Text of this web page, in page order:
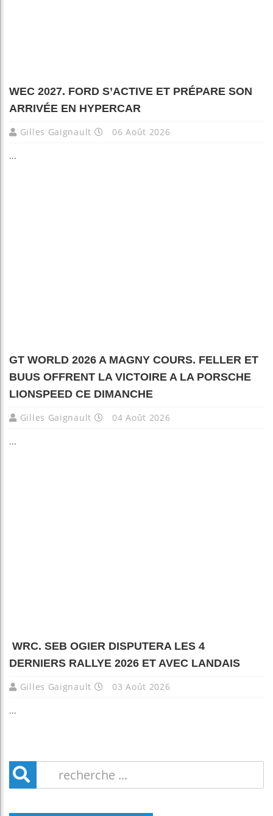
WEC 2027. FORD S’ACTIVE ET PRÉPARE SON
ARRIVÉE EN HYPERCAR
Gilles Gaignault 06 Août 2026
...
GT WORLD 2026 A MAGNY COURS. FELLER ET
BUUS OFFRENT LA VICTOIRE A LA PORSCHE
LIONSPEED CE DIMANCHE
Gilles Gaignault 04 Août 2026
...
WRC. SEB OGIER DISPUTERA LES 4
DERNIERS RALLYE 2026 ET AVEC LANDAIS
Gilles Gaignault 03 Août 2026
...